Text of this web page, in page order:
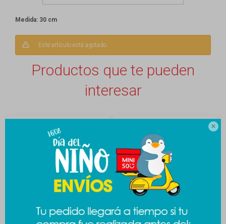

Medida: 30 cm
Este artículo está agotado.
Productos que te pueden
interesar